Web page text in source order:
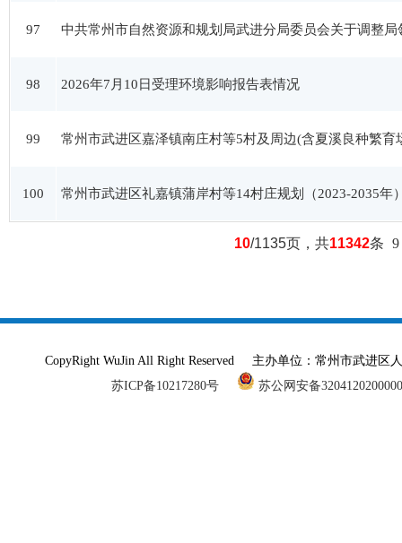
97 中共常州市自然资源和规划局武进分局委员会关于调整
98 2026年7月10日受理环境影响报告表情况
99 常州市武进区嘉泽镇南庄村等5村及周边(含夏溪良种繁
100 常州市武进区礼嘉镇蒲岸村等14村庄规划（2023-2035年
10/1135页，共11342条 9
CopyRight WuJin All Right Reserved 主办单位：常州市武进
苏ICP备10217280号
苏公网安备